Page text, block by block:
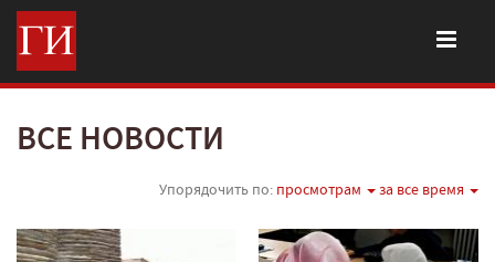
ВСЕ НОВОСТИ
Упорядочить по: просмотрам за все время